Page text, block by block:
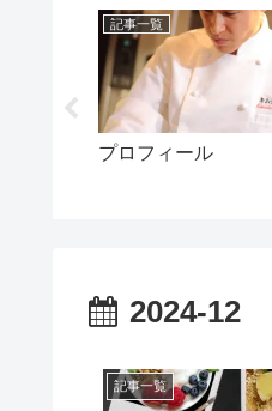
記事一覧
プロフィール
2024-12
記事一覧